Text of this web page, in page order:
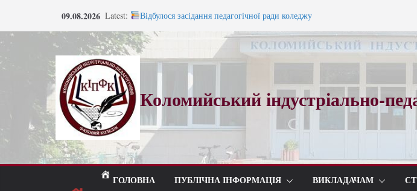
вмісту
09.08.2026 Latest:
Відбулося засідання педагогічної ради коледжу
Запрошуємо на навчання!
ВСТУП 2026
Під шелест лип і мелодію прощального вальсу…
Коломийський індустріально-
ГОЛОВНА ПУБЛІЧНА ІНФОРМАЦІЯ ВИКЛАДАЧАМ